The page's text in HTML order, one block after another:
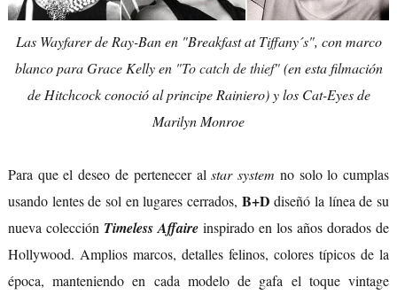
Las Wayfarer de Ray-Ban en "Breakfast at Tiffany´s", con marco
blanco para Grace Kelly en "To catch de thief"(en esta filmación
de Hitchcock conoció al principe Rainiero) y los Cat-Eyes de
Marilyn Monroe
Para que el deseo de pertenecer alstar system no solo lo cumplas
usando lentes de sol en lugares cerrados, B+D diseñó la línea de su
nueva colección Timeless Affaire inspirado en los años dorados de
Hollywood. Amplios marcos, detalles felinos, colores típicos de la
época, manteniendo en cada modelo de gafa el toque vintage